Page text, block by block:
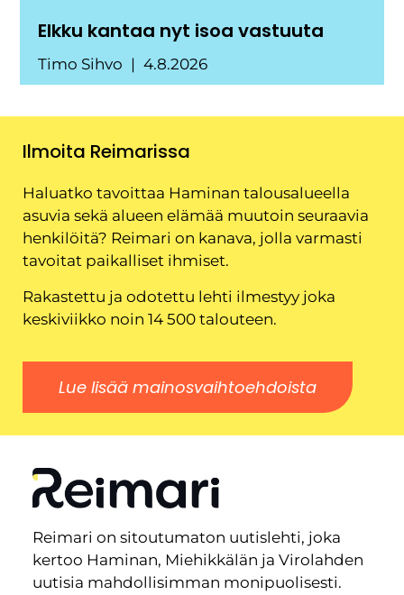
Elkku kantaa nyt isoa vastuuta
Timo Sihvo 4.8.2026
Ilmoita Reimarissa
Haluatko tavoittaa Haminan talousalueella
asuvia sekä alueen elämää muutoin seuraavia
henkilöitä? Reimari on kanava, jolla varmasti
tavoitat paikalliset ihmiset.
Rakastettu ja odotettu lehti ilmestyy joka
keskiviikko noin 14 500 talouteen.
Lue lisää mainosvaihtoehdoista
Reimari on sitoutumaton uutislehti, joka
kertoo Haminan, Miehikkälän ja Virolahden
uutisia mahdollisimman monipuolisesti.